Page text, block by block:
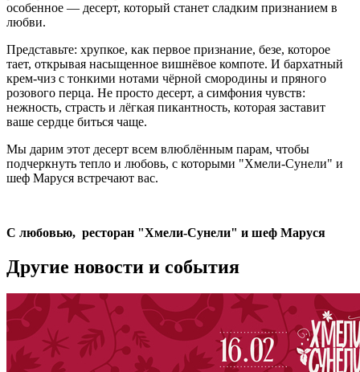
особенное — десерт, который станет сладким признанием в
любви.
Представьте: хрупкое, как первое признание, безе, которое
тает, открывая насыщенное вишнёвое компоте. И бархатный
крем-чиз с тонкими нотами чёрной смородины и пряного
розового перца. Не просто десерт, а симфония чувств:
нежность, страсть и лёгкая пикантность, которая заставит
ваше сердце биться чаще.
Мы дарим этот десерт всем влюблённым парам, чтобы
подчеркнуть тепло и любовь, с которыми "Хмели-Сунели" и
шеф Маруся встречают вас.
С любовью, ресторан "Хмели-Сунели" и шеф Маруся
Другие новости и события